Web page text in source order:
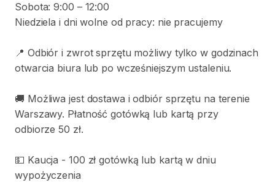
Sobota: 9:00 – 12:00
Niedziela i dni wolne od pracy: nie pracujemy
📍 Odbiór i zwrot sprzętu możliwy tylko w godzinach
otwarcia biura lub po wcześniejszym ustaleniu.
🚚 Możliwa jest dostawa i odbiór sprzętu na terenie
Warszawy. Płatność gotówką lub kartą przy
odbiorze 50 zł.
💵 Kaucja - 100 zł gotówką lub kartą w dniu
wypożyczenia